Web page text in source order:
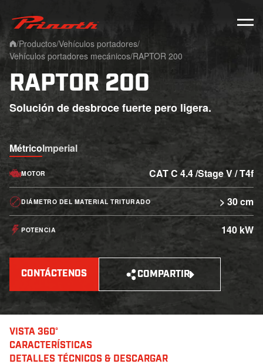
Prinoth - Corporate Website
Home
/Productos/Vehículos portadores/
Vehículos portadores mecánicos/RAPTOR 200
RAPTOR 200
Solución de desbroce fuerte pero ligera.
CONTÁCTENOS COMPARTIR
MétricoImperial
MOTOR CAT C 4.4 /Stage V / T4f
DIÁMETRO DEL MATERIAL TRITURADO > 30 cm
POTENCIA 140 kW
VISTA 360°
CARACTERÍSTICAS
DETALLES TÉCNICOS & DESCARGAR